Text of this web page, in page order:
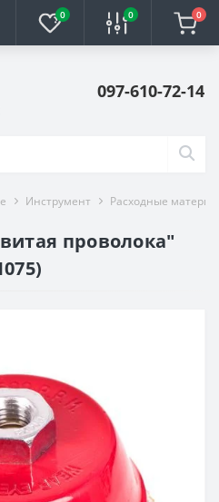
0 0 0
097-610-72-14
Инструмент Расходные
проволока"